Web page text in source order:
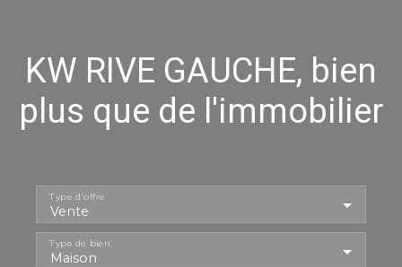
KW RIVE GAUCHE, bien
plus que de l'immobilier
Vente
Type d'offre
Maison
Type de bien